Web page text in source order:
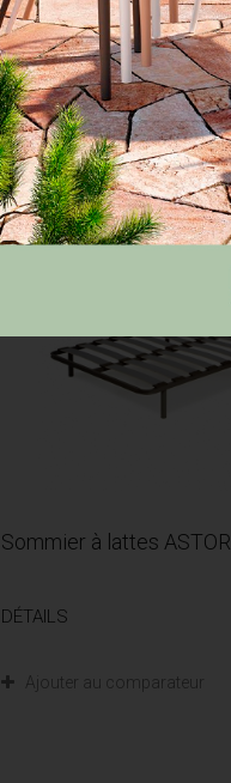
DÉTAILS
Ajouter au comparateur
Sommier à lattes ASTOR
DÉTAILS
Ajouter au comparateur